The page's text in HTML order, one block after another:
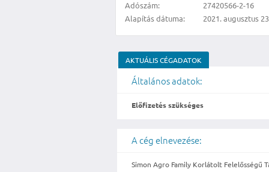
Adószám:
27420566-2-16
Alapítás dátuma:
2021. augusztus
AKTUÁLIS CÉGADATOK
Általános adatok:
Előfizetés szükséges
A cég elnevezése:
Simon Agro Family Korlátolt Felelősségű